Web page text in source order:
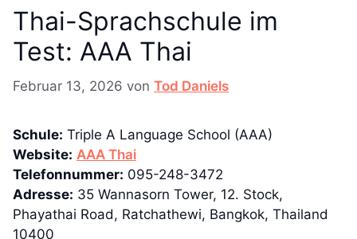
Thai-Sprachschule im
Test: AAA Thai
Februar 13, 2026 von Tod Daniels
Schule: Triple A Language School (AAA)
Website: AAA Thai
Telefonnummer: 095-248-3472
Adresse: 35 Wannasorn Tower, 12. Stock,
Phayathai Road, Ratchathewi, Bangkok, Thailand
10400